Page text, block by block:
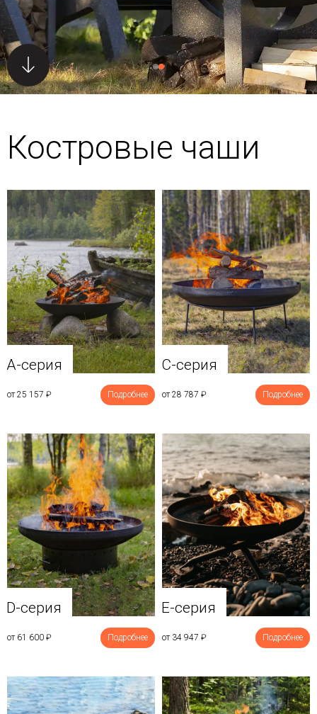
Костровые чаши
A-серия
от 25 157 ₽ Подробнее
C-серия
от 28 787 ₽ Подробнее
D-серия
от 61 600 ₽ Подробнее
E-серия
от 34 947 ₽ Подробнее